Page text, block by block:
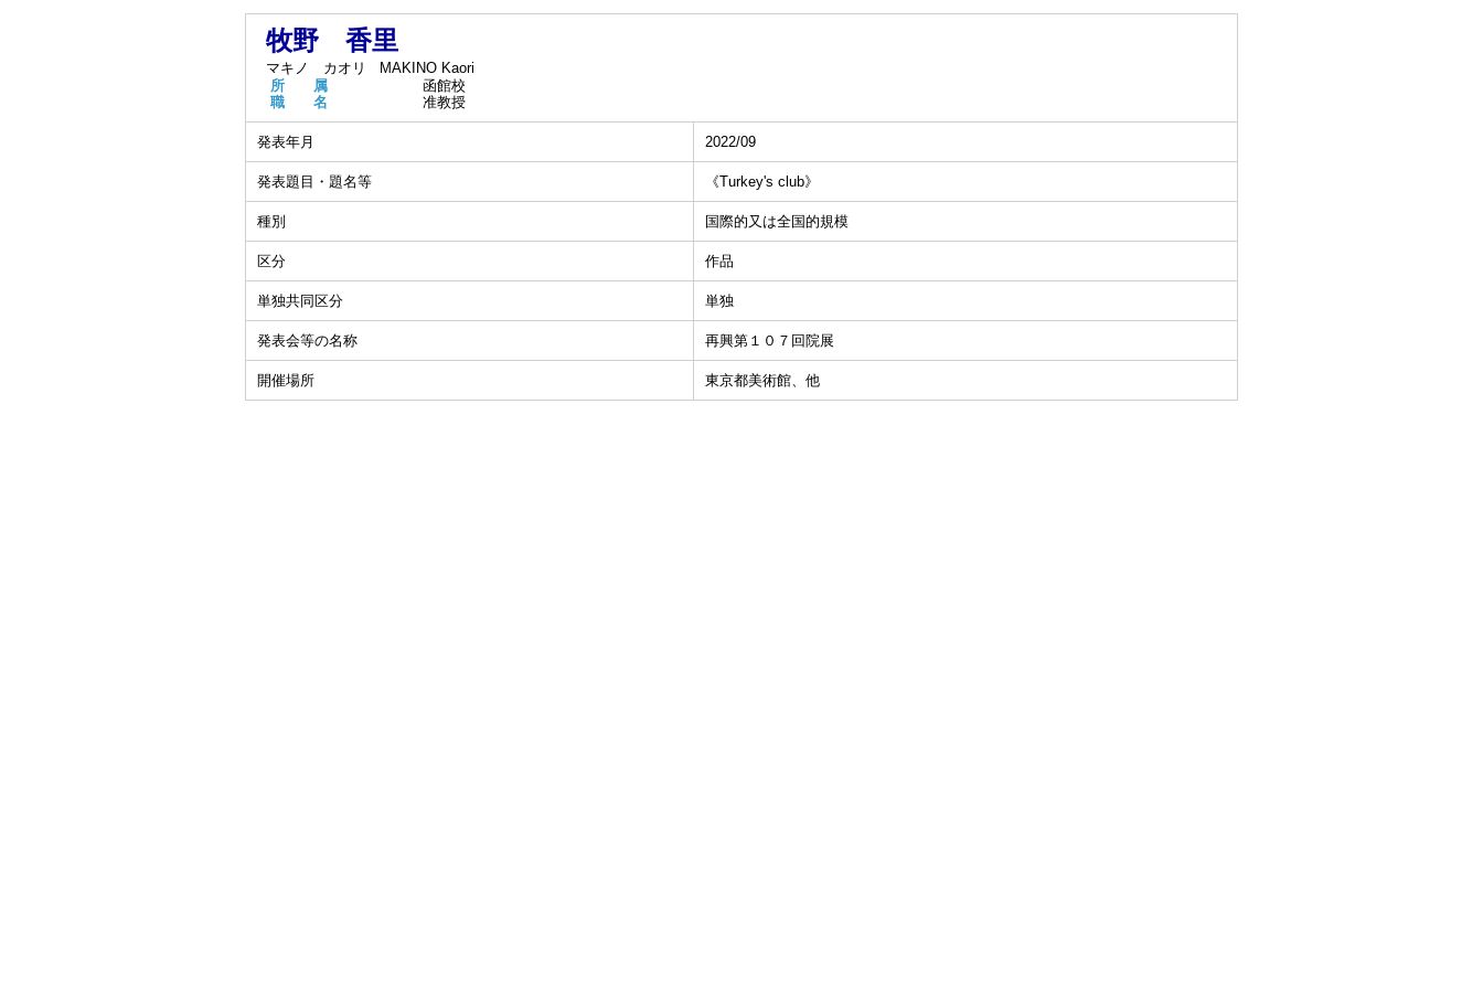
牧野 香里
マキノ カオリ
MAKINO Kaori
所 属
函館校
職 名
准教授
発表年月 2022/09
発表題目・題名等 《Turkey's club》
種別 国際的又は全国的規模
区分 作品
単独共同区分 単独
発表会等の名称 再興第１０７回院展
開催場所 東京都美術館、他